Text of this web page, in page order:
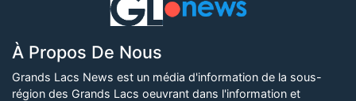
À Propos De Nous
Grands Lacs News est un média d'information de la sous-
région des Grands Lacs oeuvrant dans l'information et